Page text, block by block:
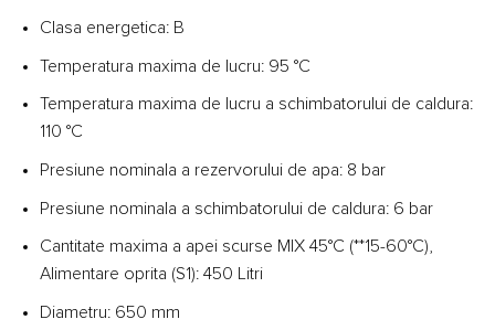
Clasa energetica: B
Temperatura maxima de lucru: 95 °C
Temperatura maxima de lucru a schimbatorului de caldura:
110 °C
Presiune nominala a rezervorului de apa: 8 bar
Presiune nominala a schimbatorului de caldura: 6 bar
Cantitate maxima a apei scurse MIX 45°C (**15-60°C),
Alimentare oprita (S1): 450 Litri
Diametru: 650 mm